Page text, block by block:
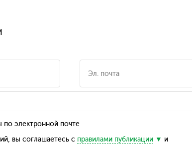
по электронной почте
вы соглашаетесь с правилами публикации
и